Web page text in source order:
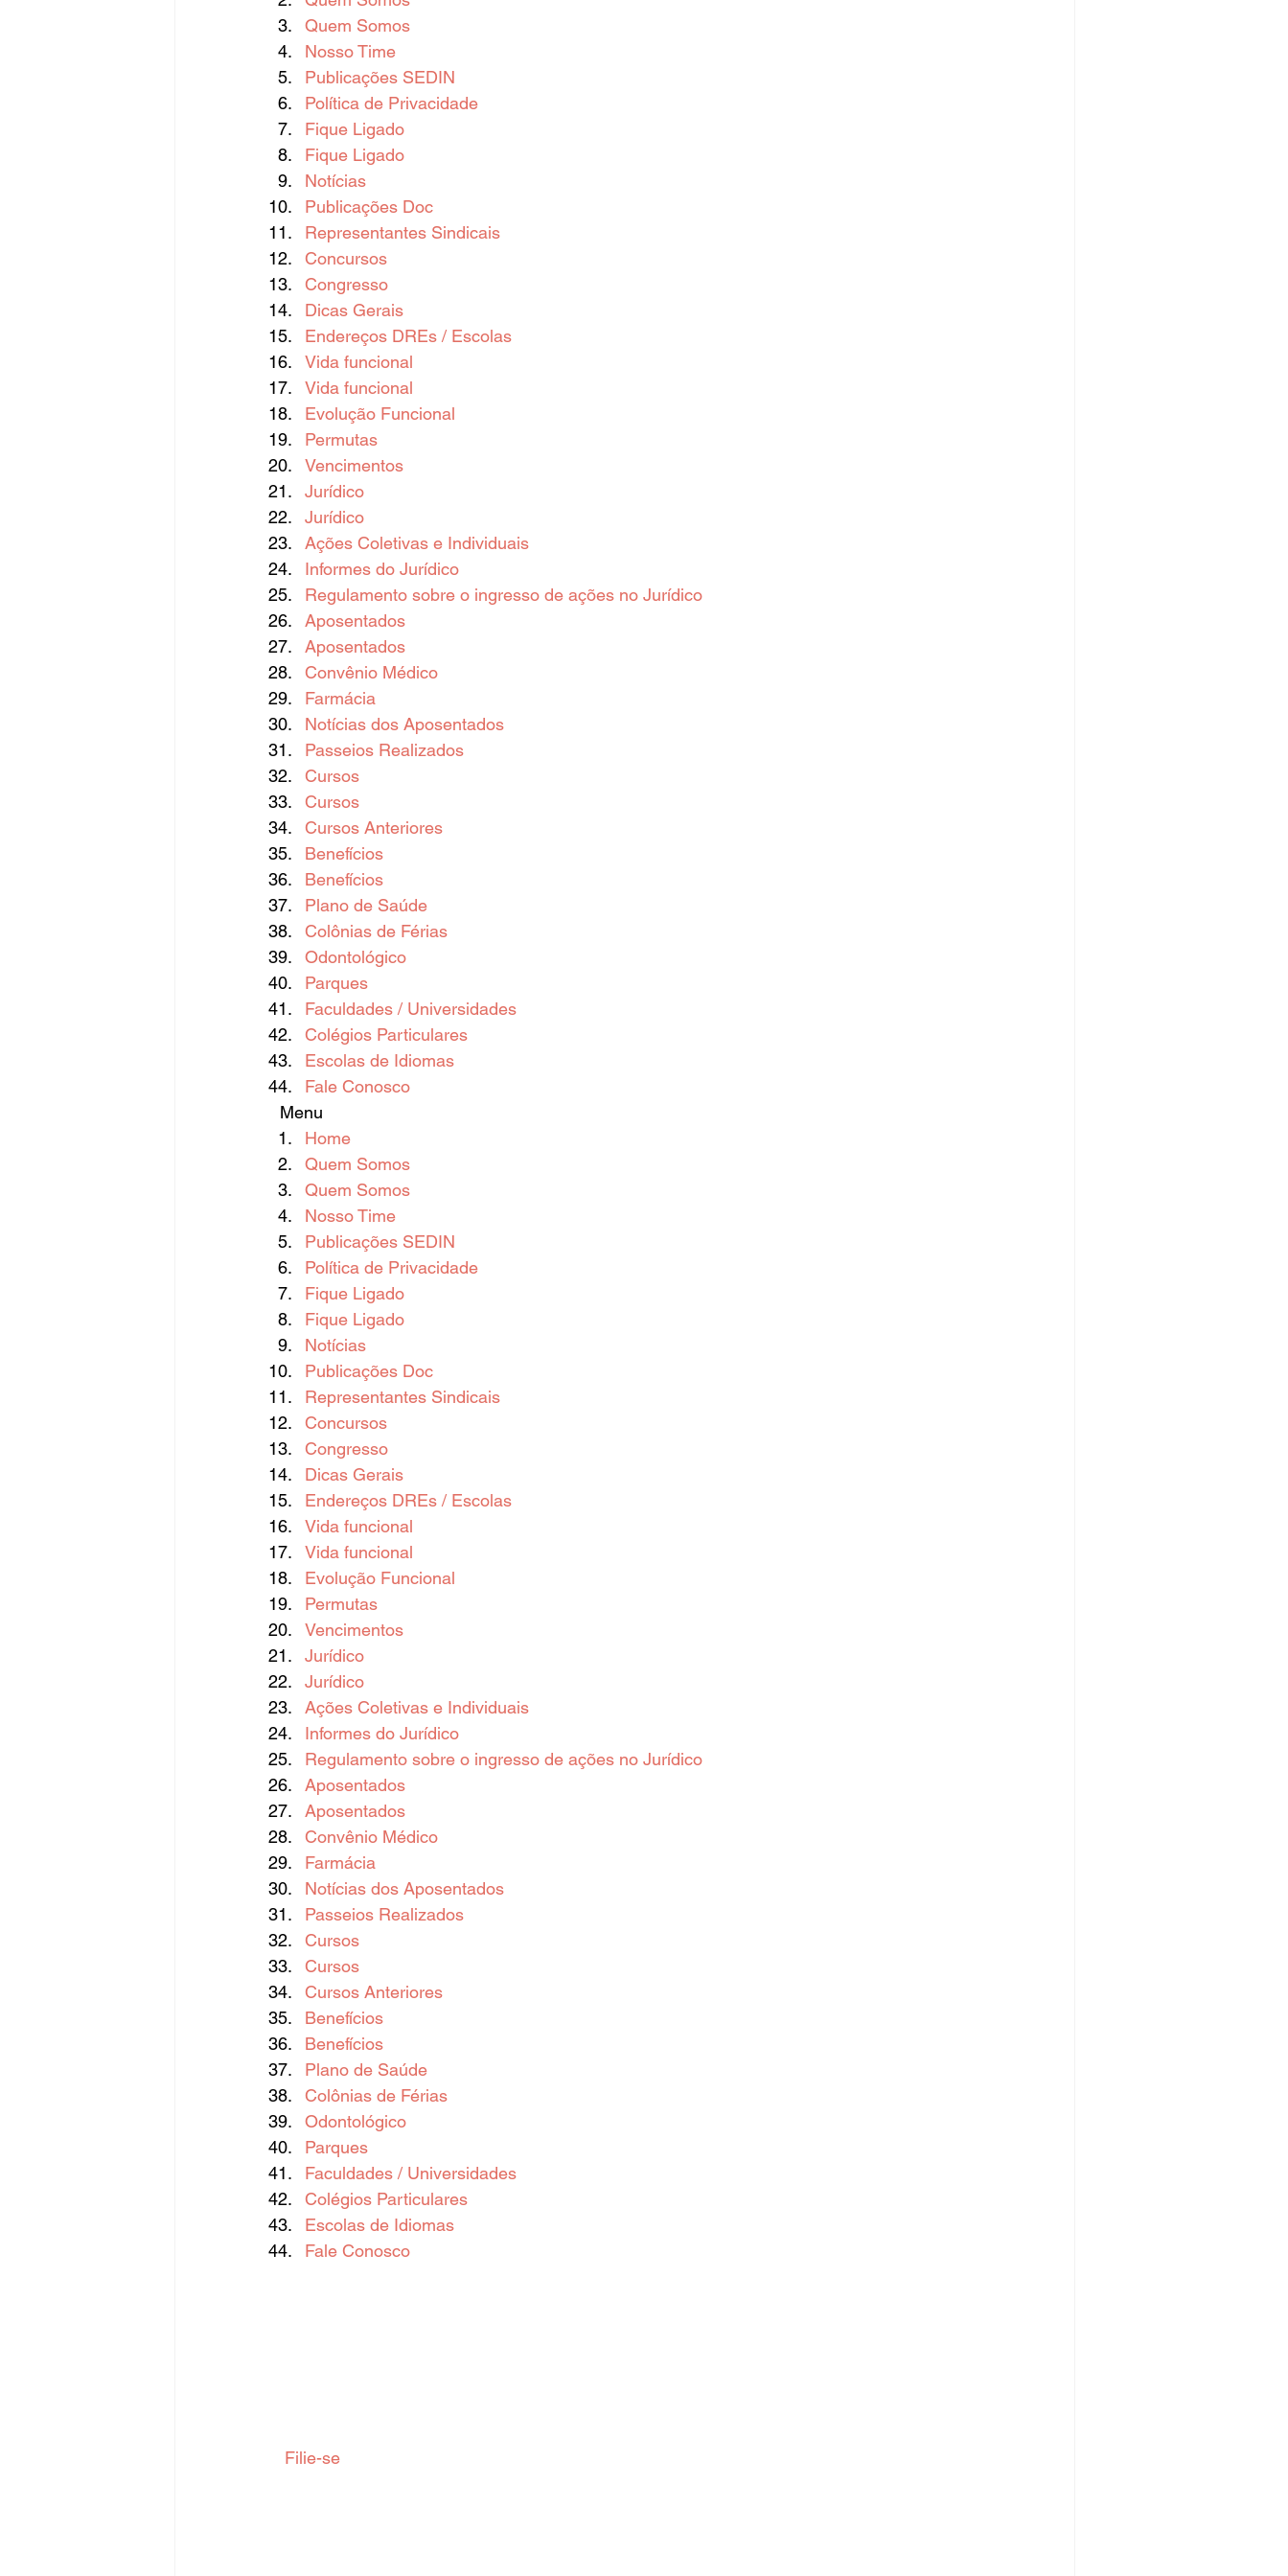
Quem Somos
Nosso Time
Publicações SEDIN
Política de Privacidade
Fique Ligado
Fique Ligado
Notícias
Publicações Doc
Representantes Sindicais
Concursos
Congresso
Dicas Gerais
Endereços DREs / Escolas
Vida funcional
Vida funcional
Evolução Funcional
Permutas
Vencimentos
Jurídico
Jurídico
Ações Coletivas e Individuais
Informes do Jurídico
Regulamento sobre o ingresso de ações no Jurídico
Aposentados
Aposentados
Convênio Médico
Farmácia
Notícias dos Aposentados
Passeios Realizados
Cursos
Cursos
Cursos Anteriores
Benefícios
Benefícios
Plano de Saúde
Colônias de Férias
Odontológico
Parques
Faculdades / Universidades
Colégios Particulares
Escolas de Idiomas
Fale Conosco
  Menu
Home
Quem Somos
Quem Somos
Nosso Time
Publicações SEDIN
Política de Privacidade
Fique Ligado
Fique Ligado
Notícias
Publicações Doc
Representantes Sindicais
Concursos
Congresso
Dicas Gerais
Endereços DREs / Escolas
Vida funcional
Vida funcional
Evolução Funcional
Permutas
Vencimentos
Jurídico
Jurídico
Ações Coletivas e Individuais
Informes do Jurídico
Regulamento sobre o ingresso de ações no Jurídico
Aposentados
Aposentados
Convênio Médico
Farmácia
Notícias dos Aposentados
Passeios Realizados
Cursos
Cursos
Cursos Anteriores
Benefícios
Benefícios
Plano de Saúde
Colônias de Férias
Odontológico
Parques
Faculdades / Universidades
Colégios Particulares
Escolas de Idiomas
Fale Conosco
  Filie-se